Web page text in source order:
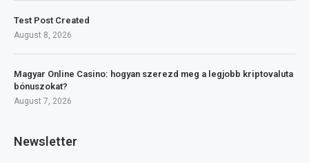
Test Post Created
August 8, 2026
Magyar Online Casino: hogyan szerezd meg a legjobb kriptovaluta
bónuszokat?
August 7, 2026
Newsletter